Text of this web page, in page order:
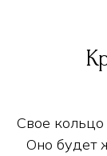
Свое
Оно будет